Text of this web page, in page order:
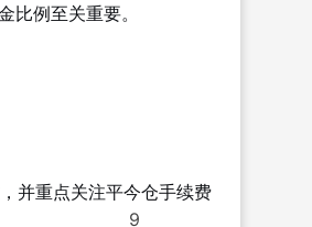
比例至关重要。
并重点关注平今仓手续费
9